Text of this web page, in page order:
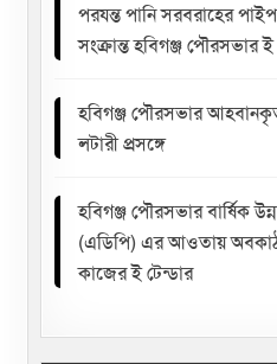
পরযন্ত পানি সরবরাহের
সংক্রান্ত হবিগঞ্জ পৌরসভার ই
হবিগঞ্জ পৌরসভার
লটারী প্রসঙ্গে
হবিগঞ্জ পৌরসভার বার্ষিক
(এডিপি) এর আওতায়
কাজের ই টেন্ডার